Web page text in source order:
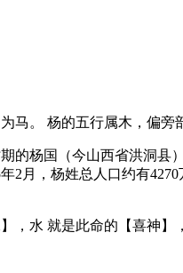
马。 杨的五行属木 ，偏
的杨国（今山西省洪洞县
2月，杨姓总人口约有
】， 水 就是此命的【喜神】